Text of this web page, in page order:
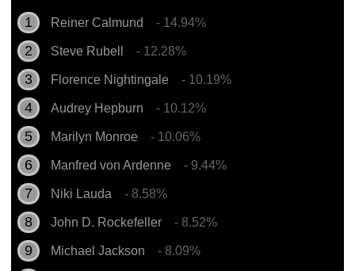
Reiner Calmund - 14.94%
Steve Rubell - 12.28%
Florence Nightingale - 10.19%
Audrey Hepburn - 10.12%
Marilyn Monroe - 10.06%
Manfred von Ardenne - 9.44%
Niki Lauda - 8.58%
John D. Rockefeller - 8.52%
Michael Jackson - 8.09%